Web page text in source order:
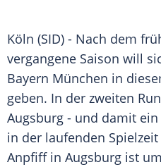
Köln (SID) - Nach dem
vergangene Saison will
Bayern München in
geben. In der zweiten
Augsburg - und damit
in der laufenden
Anpfiff in Augsburg ist